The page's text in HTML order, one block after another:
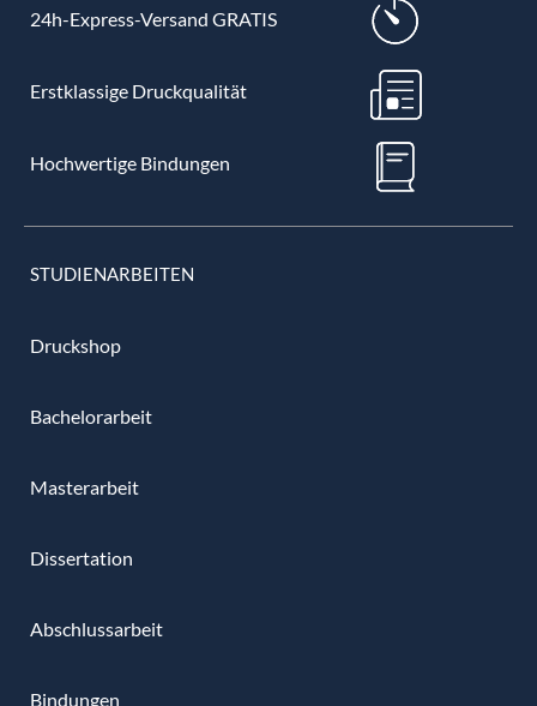
24h-Express-Versand GRATIS
Erstklassige Druckqualität
Hochwertige Bindungen
STUDIENARBEITEN
Druckshop
Bachelorarbeit
Masterarbeit
Dissertation
Abschlussarbeit
Bindungen